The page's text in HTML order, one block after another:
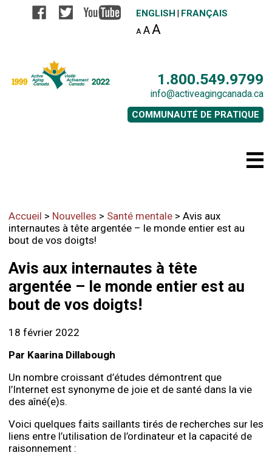
ENGLISH FRANÇAIS
A AA
1.800.549.9799
info@activeagingcanada.ca
COMMUNAUTÉ DE PRATIQUE
Accueil > Nouvelles > Santé mentale > Avis aux
internautes à tête argentée – le monde entier est au
bout de vos doigts!
Avis aux internautes à tête
argentée – le monde entier est au
bout de vos doigts!
18 février 2022
Par Kaarina Dillabough
Un nombre croissant d’études démontrent que
l’Internet est synonyme de joie et de santé dans la vie
des aîné(e)s.
Voici quelques faits saillants tirés de recherches sur les
liens entre l’utilisation de l’ordinateur et la capacité de
raisonnement :